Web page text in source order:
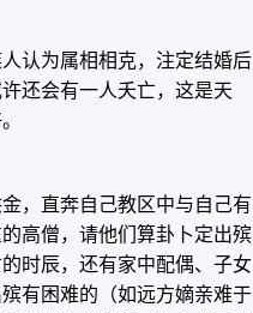
认为属相相克，注定结婚后
还会有一人夭亡，这是天
，直奔自己教区中与自己有
高僧，请他们算卦卜定出殡
时辰，还有家中配偶、子女
有困难的（如远方嫡亲难于